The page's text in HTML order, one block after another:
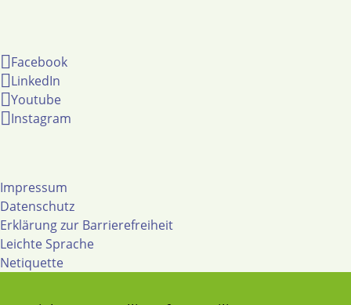
Facebook
LinkedIn
Youtube
Instagram
Impressum
Datenschutz
Erklärung zur Barrierefreiheit
Leichte Sprache
Netiquette